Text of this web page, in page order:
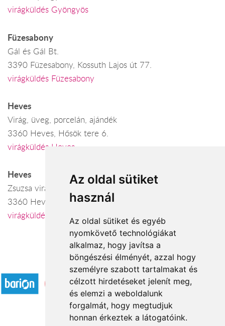
Az oldal sütiket
használ
Az oldal sütiket és egyéb
nyomkövető technológiákat
alkalmaz, hogy javítsa a
böngészési élményét, azzal hogy
személyre szabott tartalmakat és
célzott hirdetéseket jelenít meg,
és elemzi a weboldalunk
forgalmát, hogy megtudjuk
honnan érkeztek a látogatóink.
virágküldés Gyöngyös
Füzesabony
Gál és Gál Bt.
3390 Füzesabony, Kossuth Lajos út 77.
virágküldés Füzesabony
Heves
Virág, üveg, porcelán, ajándék
3360 Heves, Hősök tere 6.
virágküldés Heves
Heves
Zsuzsa virágbolt
3360 Heves, Gyöngyösi u. 64.
virágküldés Heves
Elfogadott fizetési módok